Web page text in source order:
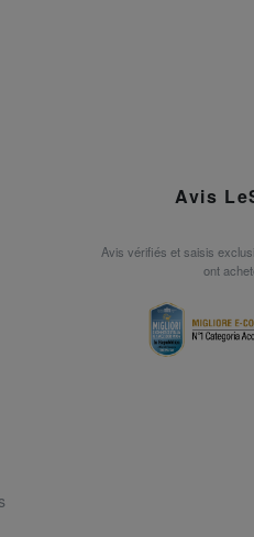
Avis
Avis vérifiés et saisis
ont